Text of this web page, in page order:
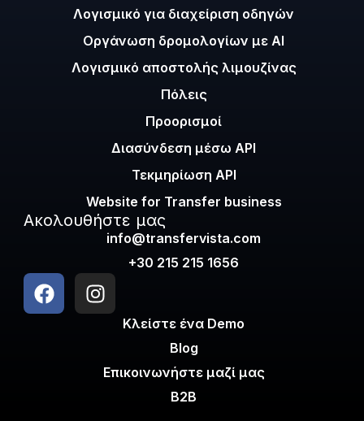
Λογισμικό για διαχείριση οδηγών
Οργάνωση δρομολογίων με AI
Λογισμικό αποστολής λιμουζίνας
Πόλεις
Προορισμοί
Διασύνδεση μέσω API
Τεκμηρίωση API
Website for Transfer business
Ακολουθήστε μας
info@transfervista.com
+30 215 215 1656
Κλείστε ένα Demo
Blog
Επικοινωνήστε μαζί μας
B2B